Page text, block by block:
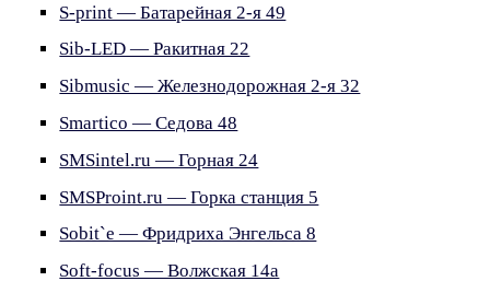
S-print — Батарейная 2-я 49
Sib-LED — Ракитная 22
Sibmusic — Железнодорожная 2-я 32
Smartico — Седова 48
SMSintel.ru — Горная 24
SMSProint.ru — Горка станция 5
Sobit`e — Фридриха Энгельса 8
Soft-focus — Волжская 14а